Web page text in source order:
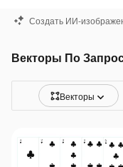
Создать ИИ-
Векторы По
Векторы